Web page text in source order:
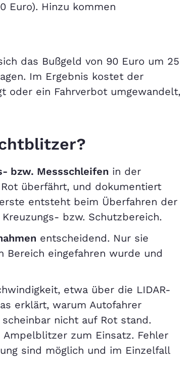
Euro). Hinzu kommen
das Bußgeld von 90 Euro um 25
Im Ergebnis kostet der
oder ein Fahrverbot umgewandelt,
bzw. Messschleifen in der
überfährt, und dokumentiert
entsteht beim Überfahren der
bzw. Schutzbereich.
entscheidend. Nur sie
Bereich eingefahren wurde und
etwa über die LIDAR-
erklärt, warum Autofahrer
nicht auf Rot stand.
zum Einsatz. Fehler
sind möglich und im Einzelfall